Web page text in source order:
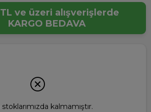
ve üzeri alışverişlerde
KARGO BEDAVA
kalmamıştır.